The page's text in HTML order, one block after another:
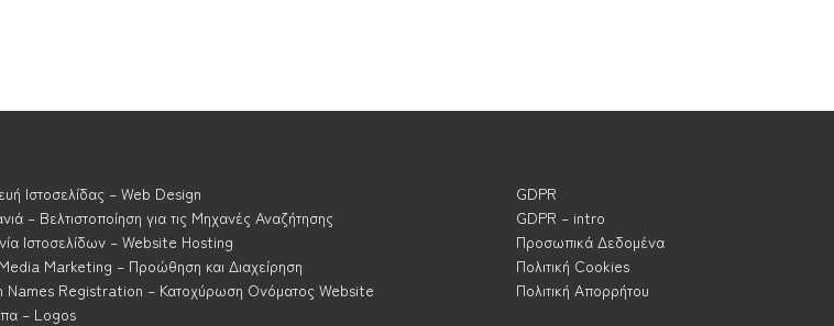
Ιστοσελίδας – Web Design
– Βελτιστοποίηση για τις Μηχανές Αναζήτησης
Ιστοσελίδων – Website Hosting
Marketing – Προώθηση και Διαχείρηση
Names Registration – Κατοχύρωση Ονόματος Website
– Logos
GDPR
GDPR – intro
Προσωπικά Δεδομένα
Πολιτική Cookies
Πολιτική Απορρήτου